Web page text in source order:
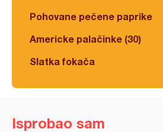
Pohovane pečene paprike
Americke palačinke (30)
Slatka fokača
Isprobao sam